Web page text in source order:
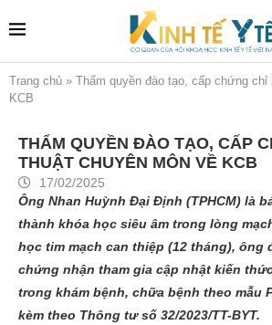
Trang chủ » Thẩm quyền đào tạo, cấp chứng
KCB
THẨM QUYỀN ĐÀO TẠO, CẤP
THUẬT CHUYÊN MÔN VỀ KCB
17/02/2025
Ông Nhan Huỳnh Đại Định (TPHCM) là
thành khóa học siêu âm trong lòng
học tim mạch can thiệp (12 tháng), ông
chứng nhận tham gia cập nhật kiến
trong khám bệnh, chữa bệnh theo mẫu
kèm theo Thông tư số 32/2023/TT-BYT.